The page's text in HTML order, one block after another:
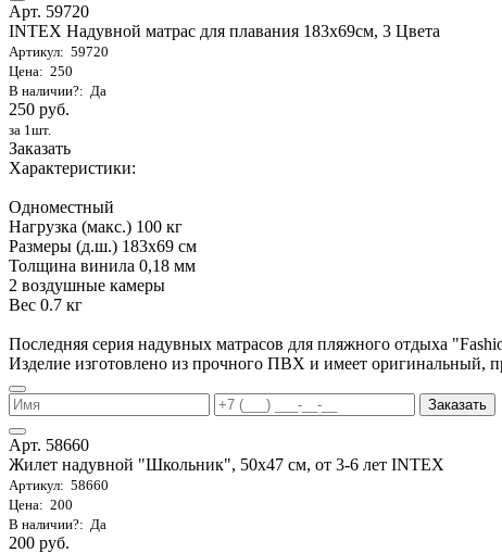
Арт. 59720
INTEX Надувной матрас для плавания 183х69см, 3 Цвета
Артикул: 59720
Цена: 250
В наличии?: Да
250 руб.
за 1шт.
Заказать
Характеристики:
Одноместный
Нагрузка (макс.) 100 кг
Размеры (д.ш.) 183х69 см
Толщина винила 0,18 мм
2 воздушные камеры
Вес 0.7 кг
Последняя серия надувных матрасов для пляжного отдыха
Изделие изготовлено из прочного ПВХ и имеет оригинальный,
Заказать
Арт. 58660
Жилет надувной "Школьник", 50х47 см, от 3-6 лет INTEX
Артикул: 58660
Цена: 200
В наличии?: Да
200 руб.